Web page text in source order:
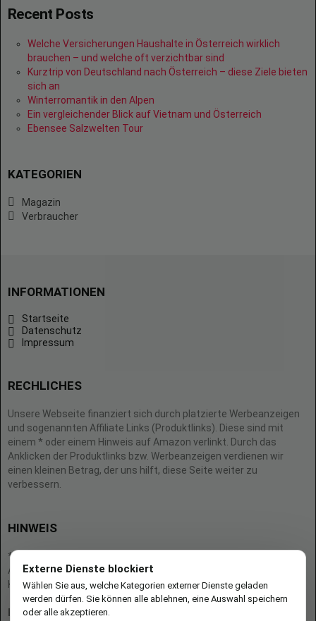
Recent Posts
Welche Versicherungen Haushalte in Österreich wirklich
brauchen – und welche oft verzichtbar sind
Kurztrip von Deutschland nach Österreich – diese Ziele bieten
sich an
Winterromantik in den Alpen
Ein vergleichender Blick auf Vietnam und Österreich
Ebensee Salzwelten Tour
KATEGORIEN
Magazin
Verbraucher
INFORMATIONEN
Startseite
Datenschutz
Impressum
RECHLICHES
Unsere Webseite finanziert sich durch platzierte Werbeanzeigen
und sogenannten Affiliate Links (Produktlinks). Diese sind mit
einem * oder einem Hinweis auf Amazon verlinkt. Durch das
Anklicken der Produktlinks bzw. Werbeanzeigen verdienen wir
einen kleinen Betrag, der uns hilft, diese Seite weiter zu
verbessern.
HINWEIS
* = Afilliate-Link (=Werbung)
Als Amazon-Partner verdient der Seitenbetreiber an qualifizierten
Käufen.
Hinweis zu Preisen und Verfügbarkeiten
Externe Dienste blockiert
Wählen Sie aus, welche Kategorien externer Dienste geladen
werden dürfen. Sie können alle ablehnen, eine Auswahl speichern
oder alle akzeptieren.